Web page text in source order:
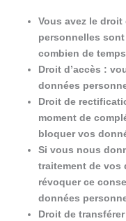
Vous avez le
personnelles
combien de
Droit d’accès :
données
Droit de
moment de
bloquer vos
Si vous nous
traitement de vos
révoquer ce
données
Droit de